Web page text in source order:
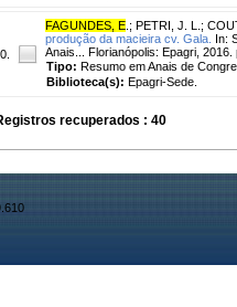
FAGUNDES, E ; PETRI, J. L. ;
produção da macieira cv. Gala. In:
Anais... Florianópolis: Epagri, 2016.
Tipo: Resumo em Anais de
Biblioteca(s): Epagri-Sede.
recuperados : 40